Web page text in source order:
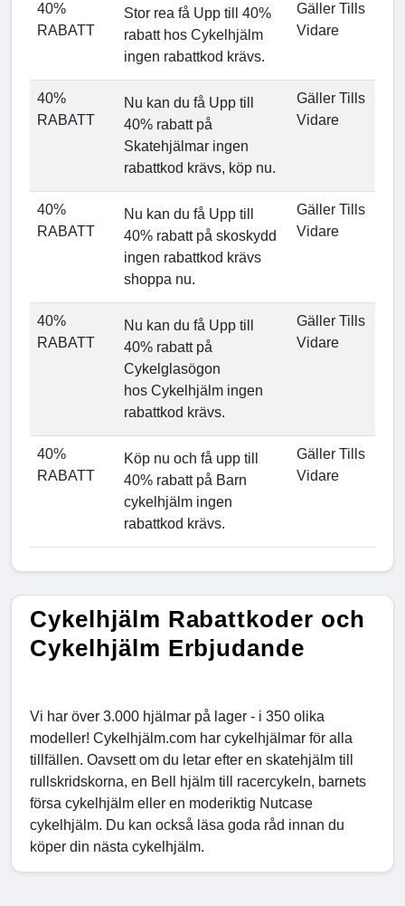
40%
RABATT
Stor rea få Upp till 40%
rabatt hos Cykelhjälm
ingen rabattkod krävs.
Gäller Tills
Vidare
40%
RABATT
Nu kan du få Upp till
40% rabatt på
Skatehjälmar ingen
rabattkod krävs, köp nu.
Gäller Tills
Vidare
40%
RABATT
Nu kan du få Upp till
40% rabatt på skoskydd
ingen rabattkod krävs
shoppa nu.
Gäller Tills
Vidare
40%
RABATT
Nu kan du få Upp till
40% rabatt på
Cykelglasögon
hos Cykelhjälm ingen
rabattkod krävs.
Gäller Tills
Vidare
40%
RABATT
Köp nu och få upp till
40% rabatt på Barn
cykelhjälm ingen
rabattkod krävs.
Gäller Tills
Vidare
Cykelhjälm Rabattkoder och
Cykelhjälm Erbjudande
Vi har över 3.000 hjälmar på lager - i 350 olika
modeller! Cykelhjälm.com har cykelhjälmar för alla
tillfällen. Oavsett om du letar efter en skatehjälm till
rullskridskorna, en Bell hjälm till racercykeln, barnets
försa cykelhjälm eller en moderiktig Nutcase
cykelhjälm. Du kan också läsa goda råd innan du
köper din nästa cykelhjälm.